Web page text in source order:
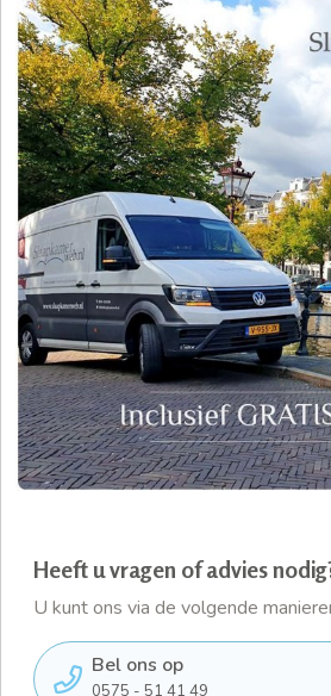
Heeft u vragen of advies
U kunt ons via de volgende
Bel ons op
0575 - 51 41 49